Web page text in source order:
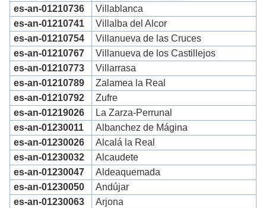
es-an-01210736
Villablanca
es-an-01210741
Villalba del Alcor
es-an-01210754
Villanueva de las Cruces
es-an-01210767
Villanueva de los Castillejos
es-an-01210773
Villarrasa
es-an-01210789
Zalamea la Real
es-an-01210792
Zufre
es-an-01219026
La Zarza-Perrunal
es-an-01230011
Albanchez de Mágina
es-an-01230026
Alcalá la Real
es-an-01230032
Alcaudete
es-an-01230047
Aldeaquemada
es-an-01230050
Andújar
es-an-01230063
Arjona